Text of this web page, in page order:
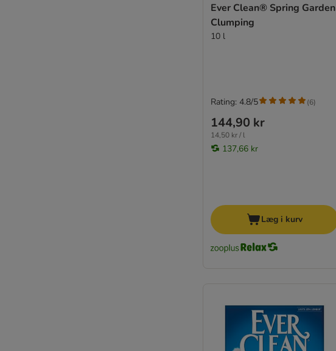
Ever Clean® Spring Garden
Clumping
10 l
144,90 kr
14,50 kr / l
137,66 kr
Rating: 4.8/5 (6)
Læg i kurv